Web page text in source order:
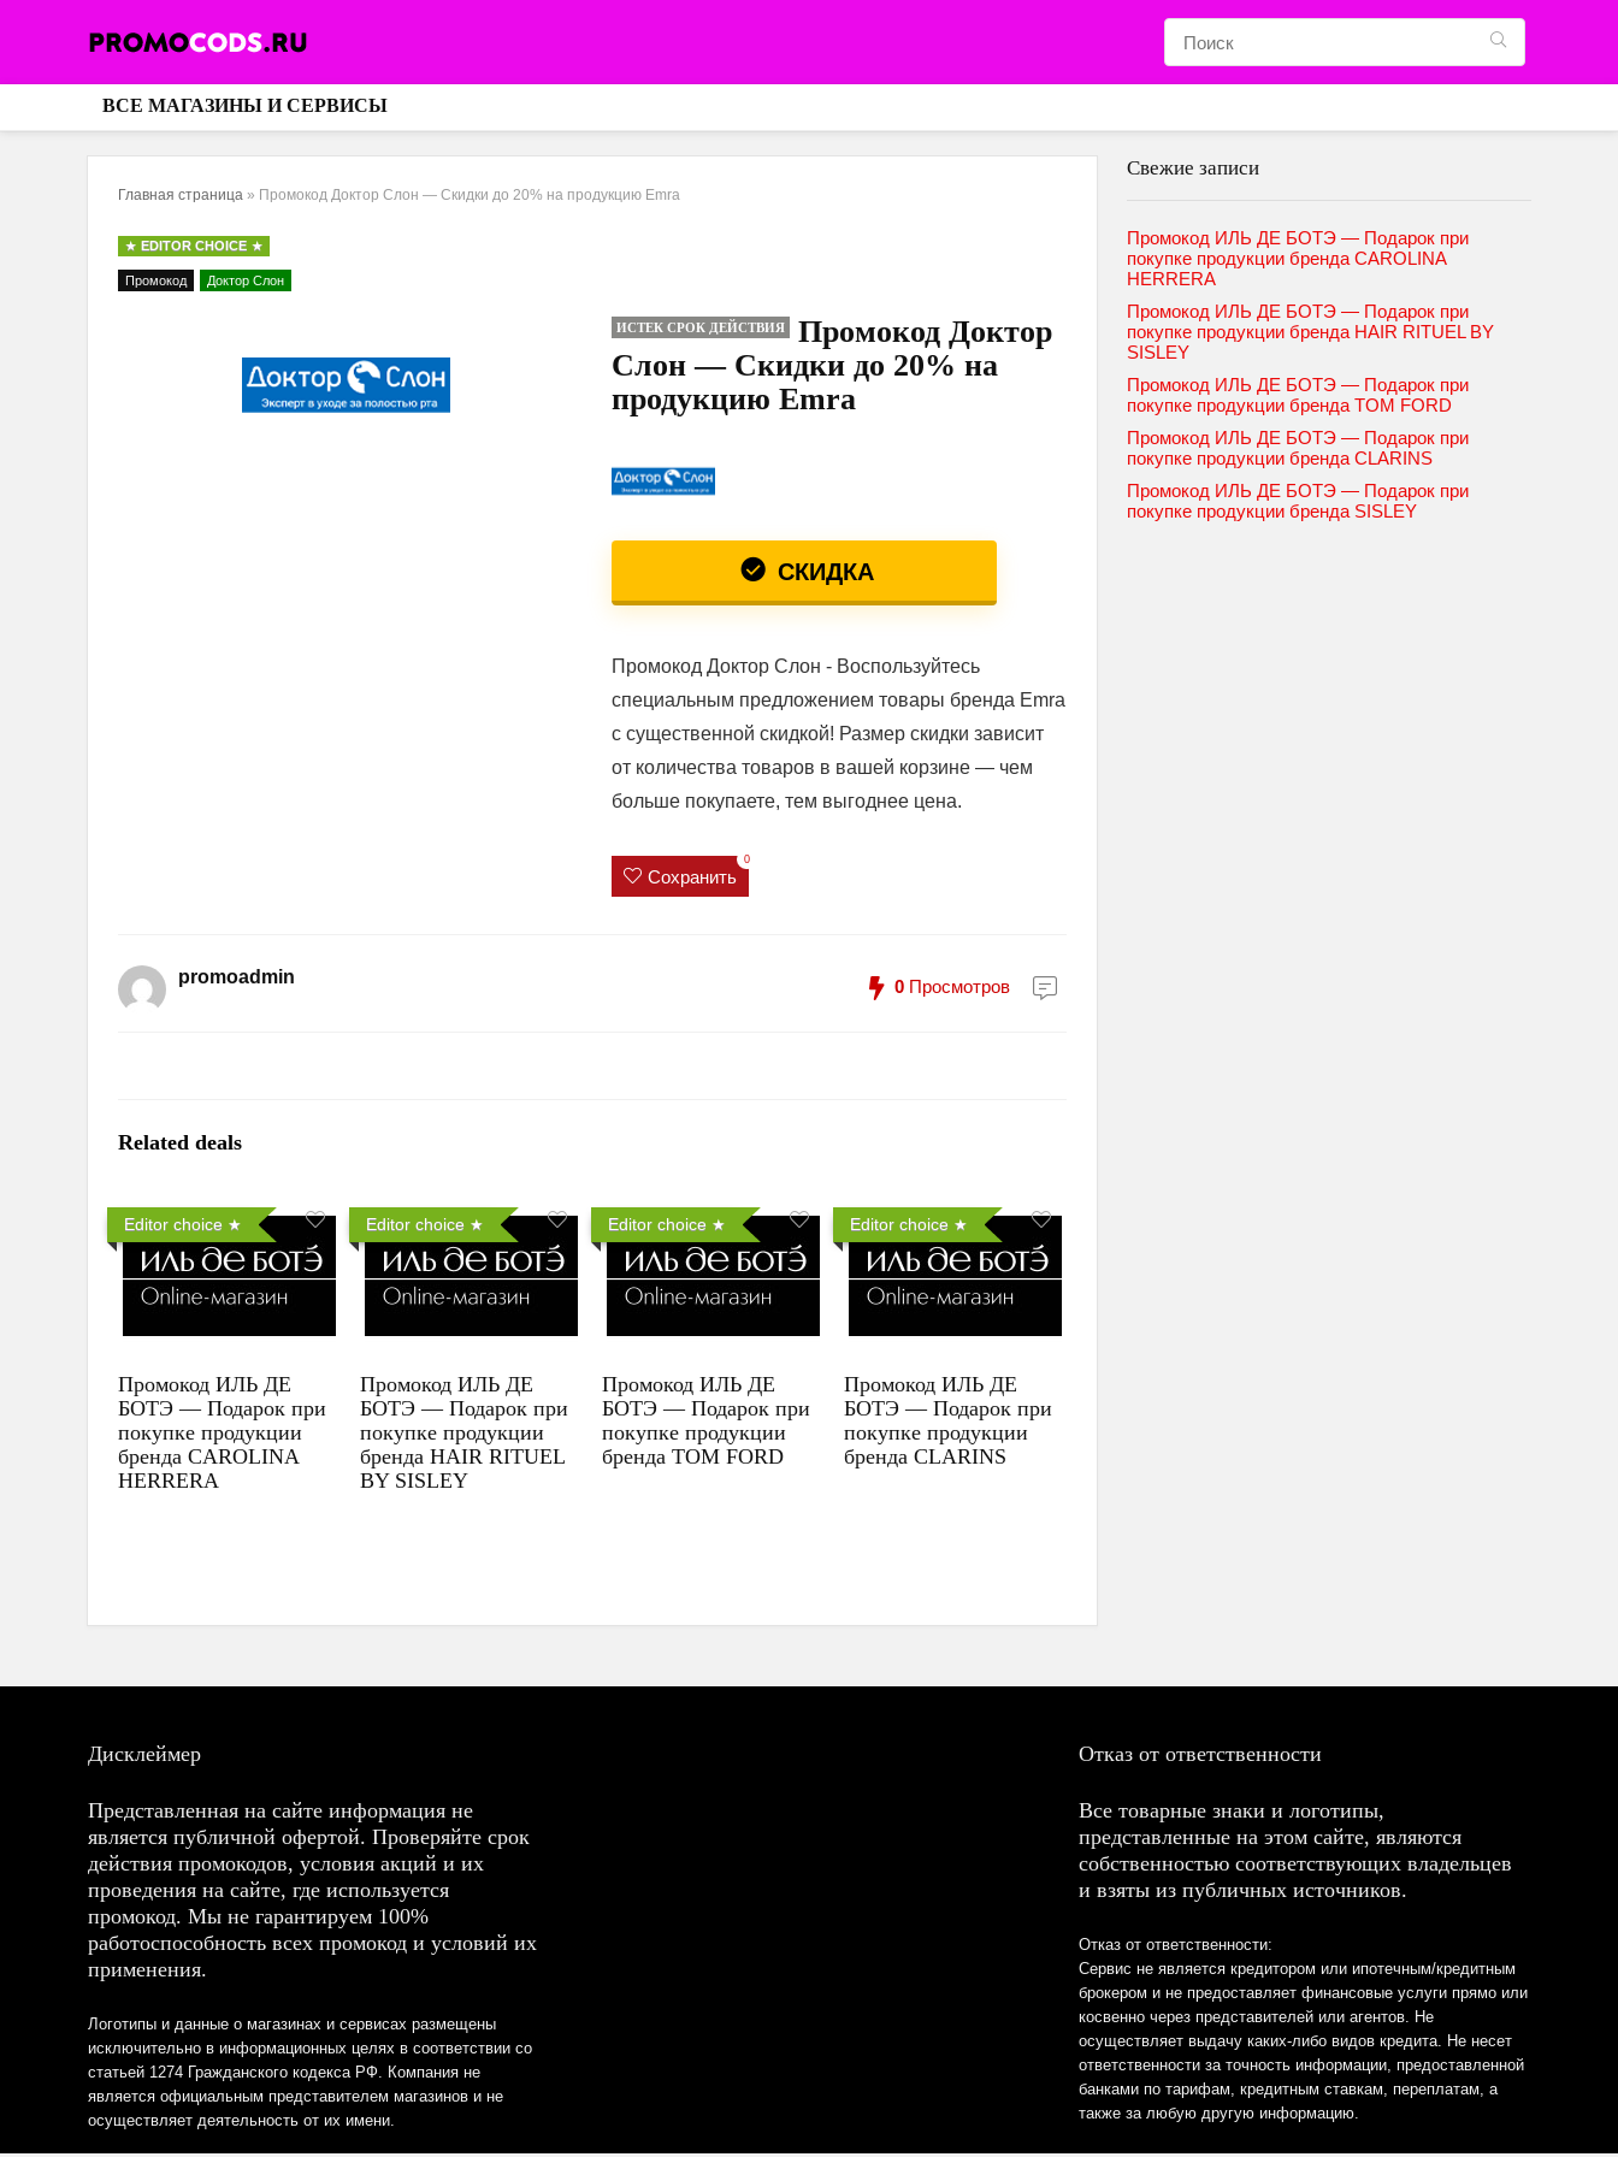
ВСЕ МАГАЗИНЫ И СЕРВИСЫ
Главная страница » Промокод Доктор Слон — Скидки до 20% на продукцию Emra
EDITOR CHOICE
Промокод Доктор Слон
ИСТЕК СРОК ДЕЙСТВИЯ
Промокод Доктор
Слон — Скидки до 20% на
продукцию Emra
СКИДКА
Промокод Доктор Слон - Воспользуйтесь
специальным предложением товары бренда Emra
с существенной скидкой! Размер скидки зависит
от количества товаров в вашей корзине — чем
больше покупаете, тем выгоднее цена.
Сохранить
0
promoadmin 0 Просмотров
Related deals
Editor choice
Промокод ИЛЬ ДЕ
БОТЭ — Подарок при
покупке продукции
бренда CAROLINA
HERRERA
Editor choice
Промокод ИЛЬ ДЕ
БОТЭ — Подарок при
покупке продукции
бренда HAIR RITUEL
BY SISLEY
Editor choice
Промокод ИЛЬ ДЕ
БОТЭ — Подарок при
покупке продукции
бренда TOM FORD
Editor choice
Промокод ИЛЬ ДЕ
БОТЭ — Подарок при
покупке продукции
бренда CLARINS
Свежие записи
Промокод ИЛЬ ДЕ БОТЭ — Подарок при
покупке продукции бренда CAROLINA
HERRERA
Промокод ИЛЬ ДЕ БОТЭ — Подарок при
покупке продукции бренда HAIR RITUEL BY
SISLEY
Промокод ИЛЬ ДЕ БОТЭ — Подарок при
покупке продукции бренда TOM FORD
Промокод ИЛЬ ДЕ БОТЭ — Подарок при
покупке продукции бренда CLARINS
Промокод ИЛЬ ДЕ БОТЭ — Подарок при
покупке продукции бренда SISLEY
Дисклеймер
Представленная на сайте информация не
является публичной офертой. Проверяйте срок
действия промокодов, условия акций и их
проведения на сайте, где используется
промокод. Мы не гарантируем 100%
работоспособность всех промокод и условий их
применения.
Логотипы и данные о магазинах и сервисах размещены
исключительно в информационных целях в соответствии со
статьей 1274 Гражданского кодекса РФ. Компания не
является официальным представителем магазинов и не
осуществляет деятельность от их имени.
Отказ от ответственности
Все товарные знаки и логотипы,
представленные на этом сайте, являются
собственностью соответствующих владельцев
и взяты из публичных источников.
Отказ от ответственности:
Сервис не является кредитором или ипотечным/кредитным
брокером и не предоставляет финансовые услуги прямо или
косвенно через представителей или агентов. Не
осуществляет выдачу каких-либо видов кредита. Не несет
ответственности за точность информации, предоставленной
банками по тарифам, кредитным ставкам, переплатам, а
также за любую другую информацию.